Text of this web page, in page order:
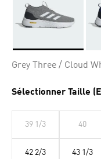
Grey Three / Cloud
Sélectionner Taille
39 1/3 40
42 2/3 43 1/3